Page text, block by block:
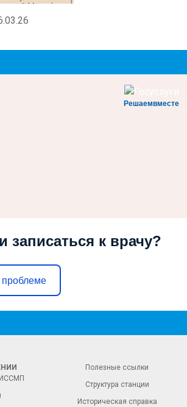
Решаемвместе
записаться к врачу?
проблеме
Полезные ссылки
Структура станции
Историческая справка